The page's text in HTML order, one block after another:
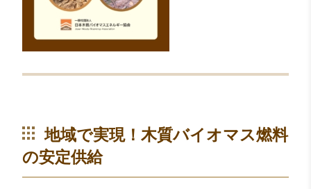
地域で実現！木質バイオマス燃料
の安定供給